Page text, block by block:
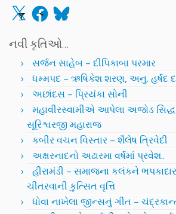
X Facebook
Bluesky
નવી કૃતિઓ…
સર્જન સાહેબ – દીપિકાબા પરમાર
ધમ્મપદ – ઋષિકેશ શરણ, અનુ. હર્ષદ
અછાંદસ – પ્રિયંકા સોની
મહાવીરસ્વામીએ આપેલા અજોડ
સૂરિશ્વરજી મહારાજ
કબીર વચન વિસ્તાર – શૈલેષ ત્રિવેદી
અક્ષરનાદનો અઢારમા વર્ષમાં પ્રવેશ..
હીરામંડી – સમાજના કલંકને
ચીતરવાની કુત્સિત વૃત્તિ
ધોવા નાખેલા જીન્સનું ગીત –